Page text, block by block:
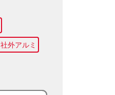
社外アルミ